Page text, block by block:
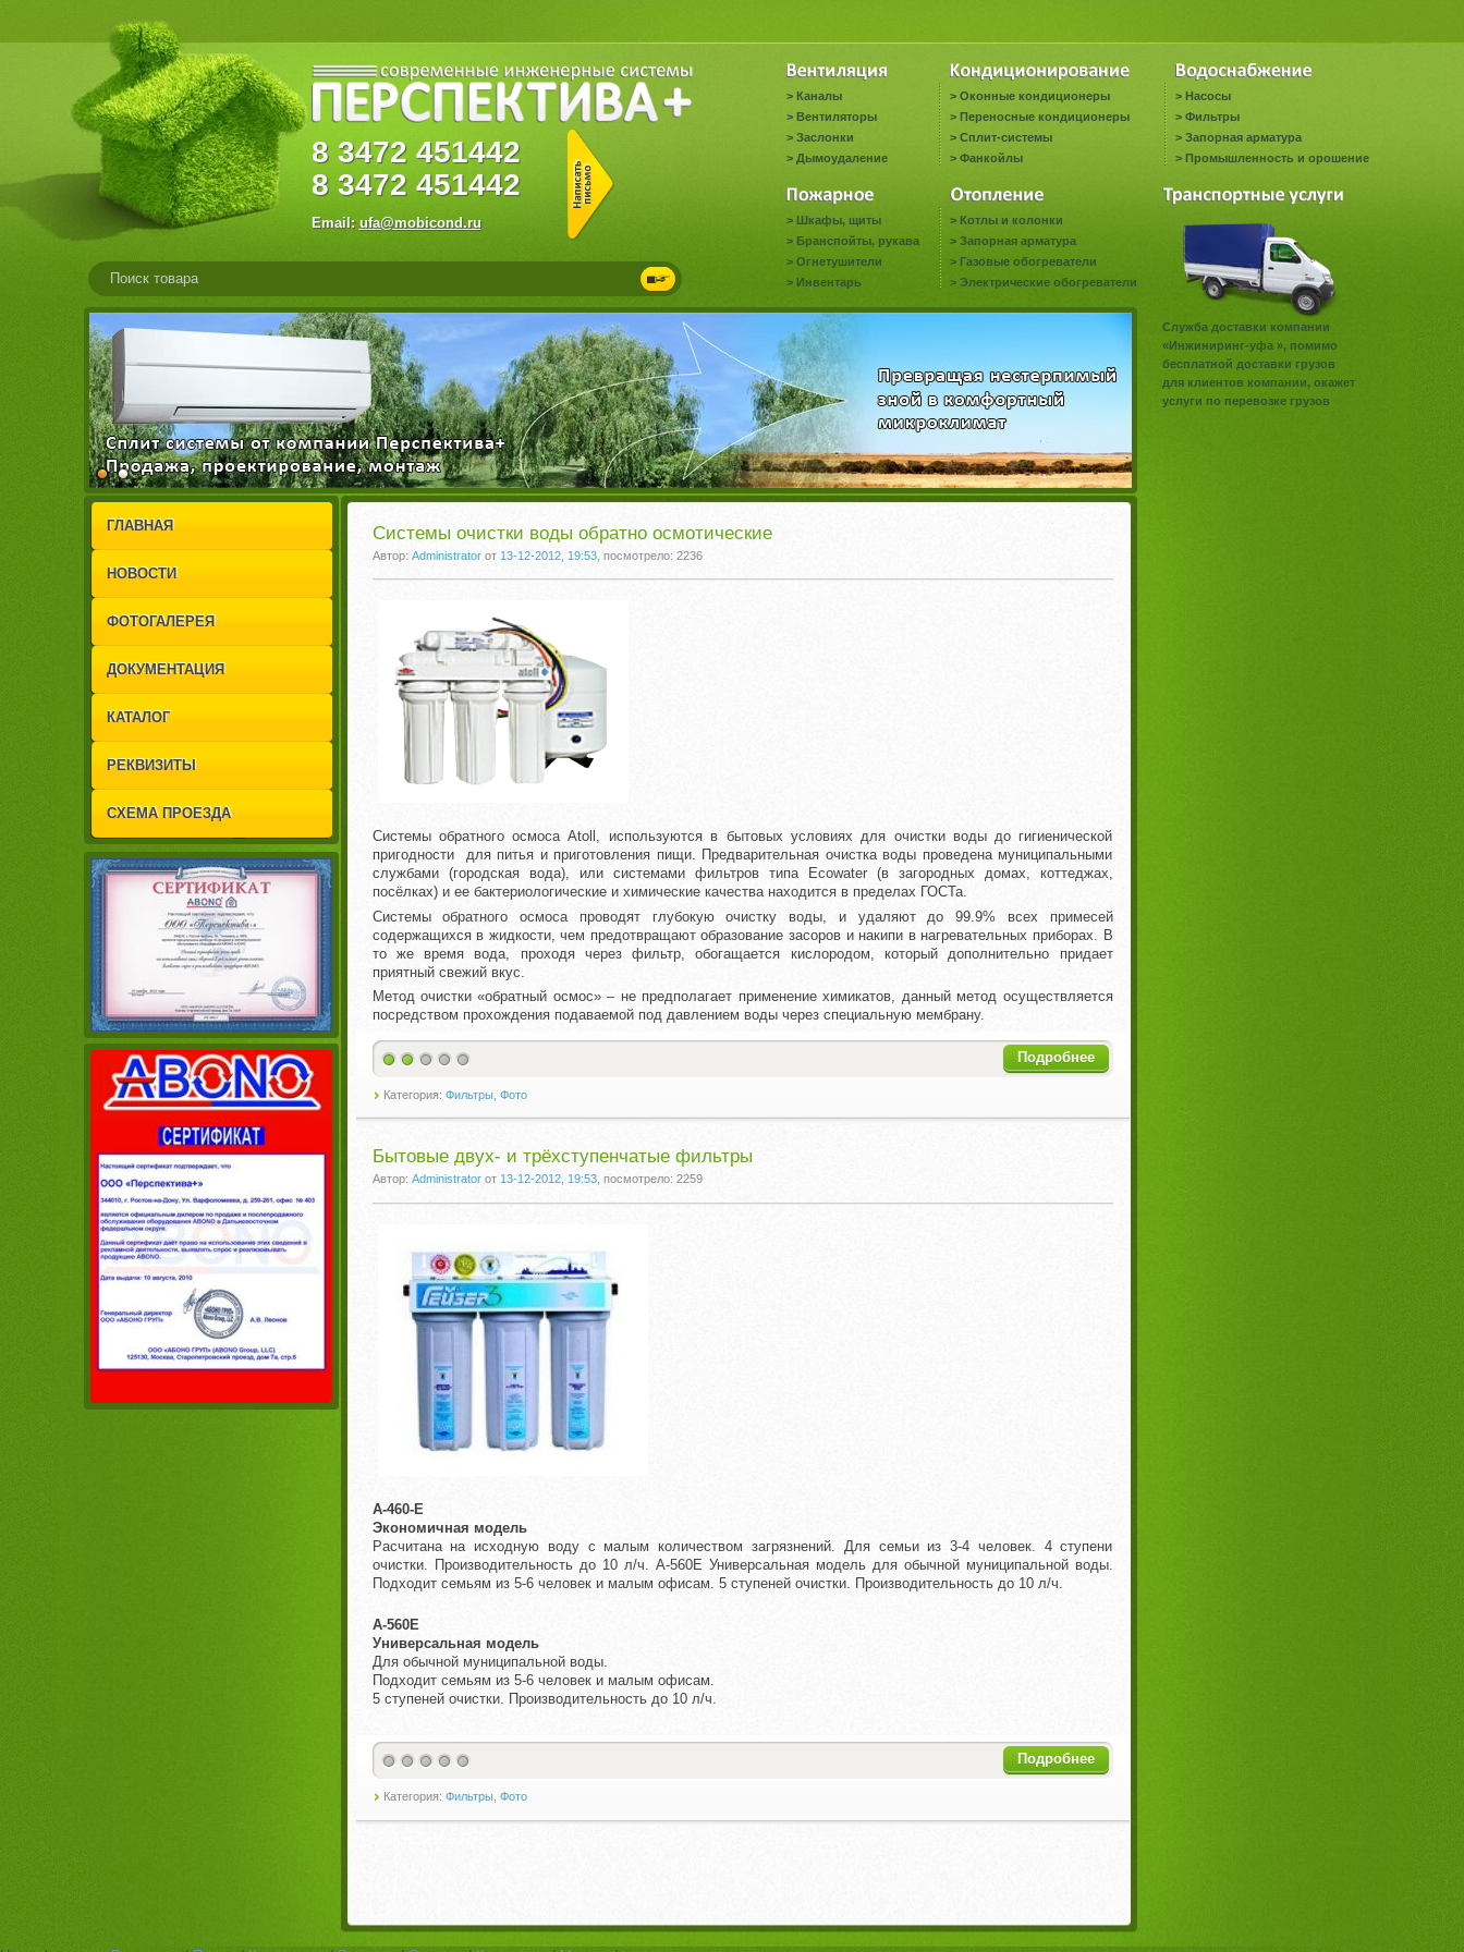
8 3472 451442
8 3472 451442
Email: ufa@mobicond.ru
> Каналы
> Вентиляторы
> Заслонки
> Дымоудаление
> Оконные кондиционеры
> Переносные кондиционеры
> Сплит-системы
> Фанкойлы
> Насосы
> Фильтры
> Запорная арматура
> Промышленность и орошение
> Шкафы, щиты
> Бранспойты, рукава
> Огнетушители
> Инвентарь
> Котлы и колонки
> Запорная арматура
> Газовые обогреватели
> Электрические обогреватели
1
2
ГЛАВНАЯ
НОВОСТИ
ФОТОГАЛЕРЕЯ
ДОКУМЕНТАЦИЯ
КАТАЛОГ
РЕКВИЗИТЫ
СХЕМА ПРОЕЗДА
Системы очистки воды обратно осмотические
Автор: Administratorот 13-12-2012, 19:53, посмотрело: 2236
Системы обратного осмоса Atoll, используются в бытовых условиях для очистки воды до гигиенической
пригодности для питья и приготовления пищи. Предварительная очистка воды проведена муниципальными
службами (городская вода), или системами фильтров типа Ecowater (в загородных домах, коттеджах,
посёлках) и ее бактериологические и химические качества находится в пределах ГОСТа.
Системы обратного осмоса проводят глубокую очистку воды, и удаляют до 99.9% всех примесей
содержащихся в жидкости, чем предотвращают образование засоров и накипи в нагревательных приборах. В
то же время вода, проходя через фильтр, обогащается кислородом, который дополнительно придает
приятный свежий вкус.
Метод очистки «обратный осмос» – не предполагает применение химикатов, данный метод осуществляется
посредством прохождения подаваемой под давлением воды через специальную мембрану.
Подробнее
Категория: Фильтры, Фото
Бытовые двух- и трёхступенчатые фильтры
Автор: Administratorот 13-12-2012, 19:53, посмотрело: 2259
A-460-E
Экономичная модель
Расчитана на исходную воду с малым количеством загрязнений. Для семьи из 3-4 человек. 4 ступени
очистки. Производительность до 10 л/ч. A-560E Универсальная модель для обычной муниципальной воды.
Подходит семьям из 5-6 человек и малым офисам. 5 ступеней очистки. Производительность до 10 л/ч.
A-560E
Универсальная модель
Для обычной муниципальной воды.
Подходит семьям из 5-6 человек и малым офисам.
5 ступеней очистки. Производительность до 10 л/ч.
Подробнее
Категория: Фильтры, Фото
Служба доставки компании
«Инжиниринг-уфа », помимо
бесплатной доставки грузов
для клиентов компании, окажет
услуги по перевозке грузов